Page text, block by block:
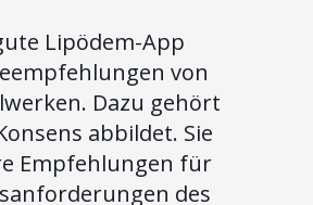
Lipödem-App
von
Dazu gehört
abbildet. Sie
Empfehlungen für
des